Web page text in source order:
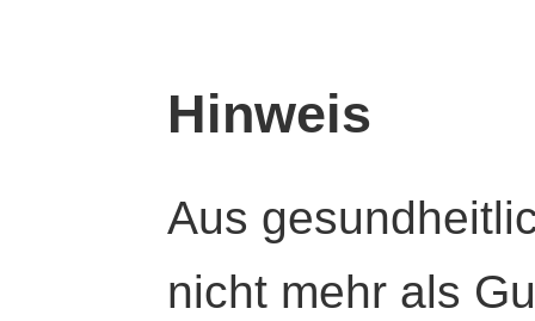
Hinweis
Aus
nicht mehr als